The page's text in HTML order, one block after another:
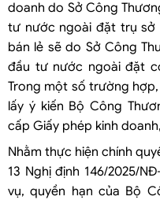
doanh do Sở Công
tư nước ngoài đặt trụ sở
bán lẻ sẽ do Sở Công
đầu tư nước ngoài đặt
Trong một số trường
lấy ý kiến Bộ Công
cấp Giấy phép kinh
Nhằm thực hiện chính
13 Nghị định 146/2025/
vụ, quyền hạn của Bộ